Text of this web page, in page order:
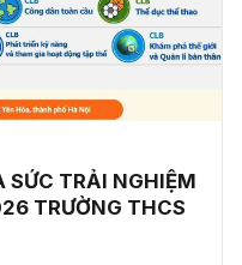
SỨC TRẢI NGHIỆM
TRƯỜNG THCS